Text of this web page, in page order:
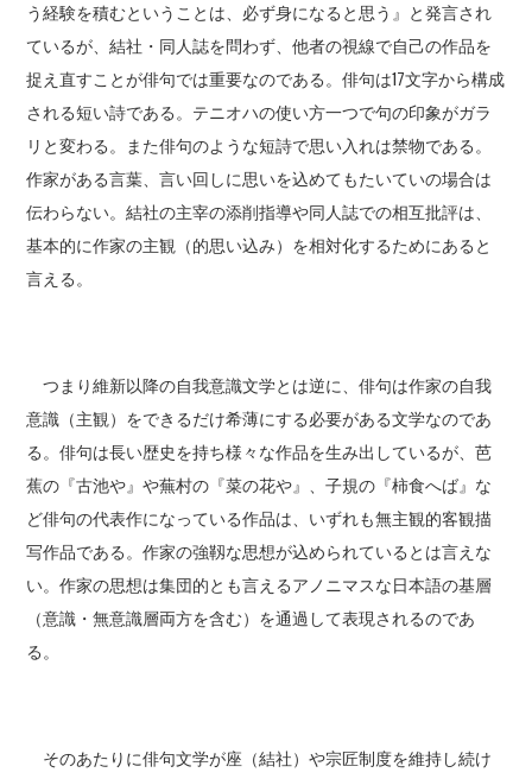
う経験を積むということは、必ず身になると思う』と発言され
ているが、結社・同人誌を問わず、他者の視線で自己の作品を
捉え直すことが俳句では重要なのである。俳句は17文字から構成
される短い詩である。テニオハの使い方一つで句の印象がガラ
リと変わる。また俳句のような短詩で思い入れは禁物である。
作家がある言葉、言い回しに思いを込めてもたいていの場合は
伝わらない。結社の主宰の添削指導や同人誌での相互批評は、
基本的に作家の主観（的思い込み）を相対化するためにあると
言える。
つまり維新以降の自我意識文学とは逆に、俳句は作家の自我
意識（主観）をできるだけ希薄にする必要がある文学なのであ
る。俳句は長い歴史を持ち様々な作品を生み出しているが、芭
蕉の『古池や』や蕪村の『菜の花や』、子規の『柿食へば』な
ど俳句の代表作になっている作品は、いずれも無主観的客観描
写作品である。作家の強靱な思想が込められているとは言えな
い。作家の思想は集団的とも言えるアノニマスな日本語の基層
（意識・無意識層両方を含む）を通過して表現されるのであ
る。
そのあたりに俳句文学が座（結社）や宗匠制度を維持し続け